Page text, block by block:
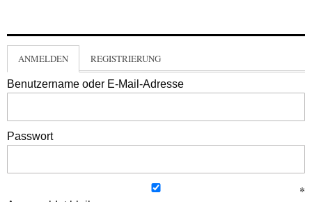
ANMELDEN REGISTRIERUNG
Benutzername oder E-Mail-Adresse
Passwort